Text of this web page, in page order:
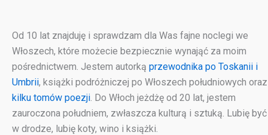
Od 10 lat znajduję i sprawdzam dla Was fajne noclegi we
Włoszech, które możecie bezpiecznie wynająć za moim
pośrednictwem. Jestem autorką przewodnika po Toskanii i
Umbrii, książki podróżniczej po Włoszech południowych oraz
kilku tomów poezji . Do Włoch jeżdżę od 20 lat, jestem
zauroczona południem, zwłaszcza kulturą i sztuką. Lubię być
w drodze, lubię koty, wino i książki.